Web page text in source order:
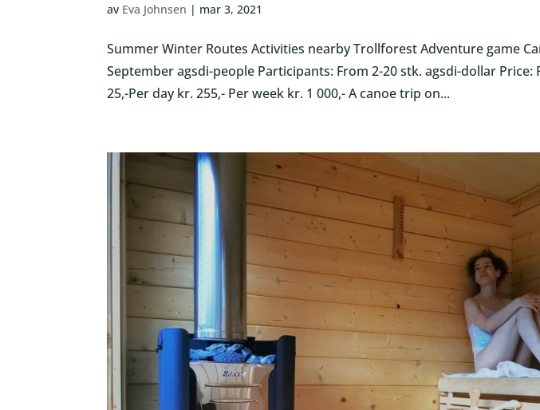
av Eva Johnsen | mar 3, 2021
Summer Winter Routes Activities nearby Trollforest Adventure game
September agsdi-people Participants: From 2-20 stk. agsdi-dollar
25,-Per day kr. 255,- Per week kr. 1 000,- A canoe trip on...